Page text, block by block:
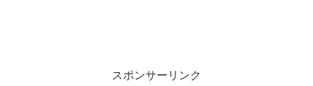
スポンサーリンク